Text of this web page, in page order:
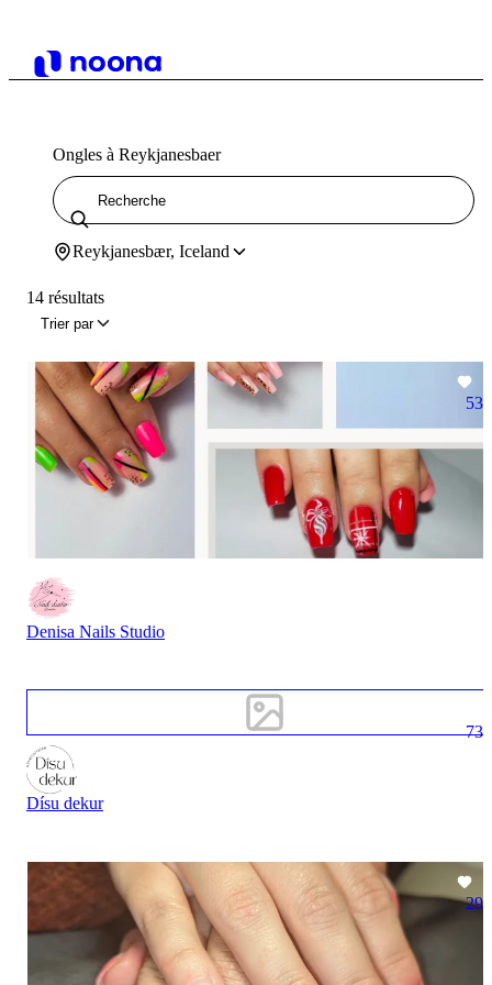
Ongles à Reykjanesbaer
Reykjanesbær, Iceland
14 résultats
Trier par
53
Denisa Nails Studio
73
Dísu dekur
29